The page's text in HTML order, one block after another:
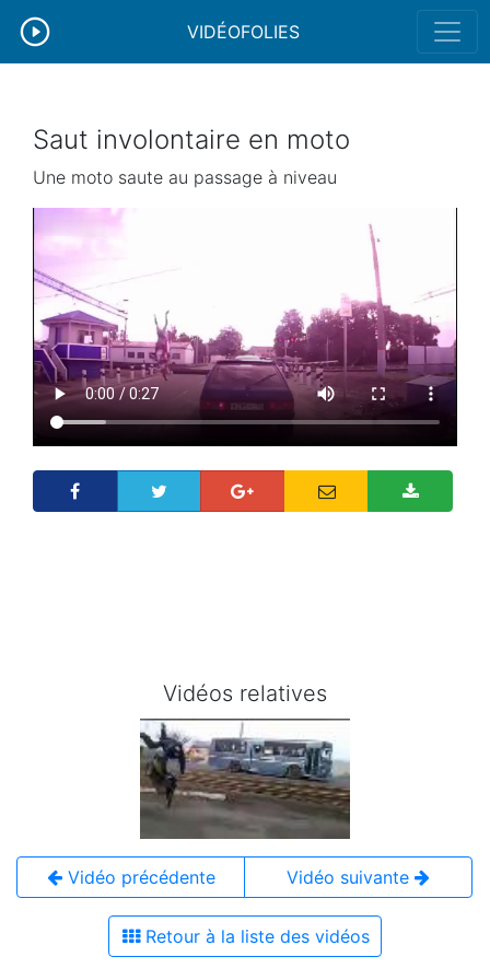
VIDÉOFOLIES
Saut involontaire en moto
Une moto saute au passage à niveau
Vidéos relatives
Vidéo précédente Vidéo suivante
Retour à la liste des vidéos